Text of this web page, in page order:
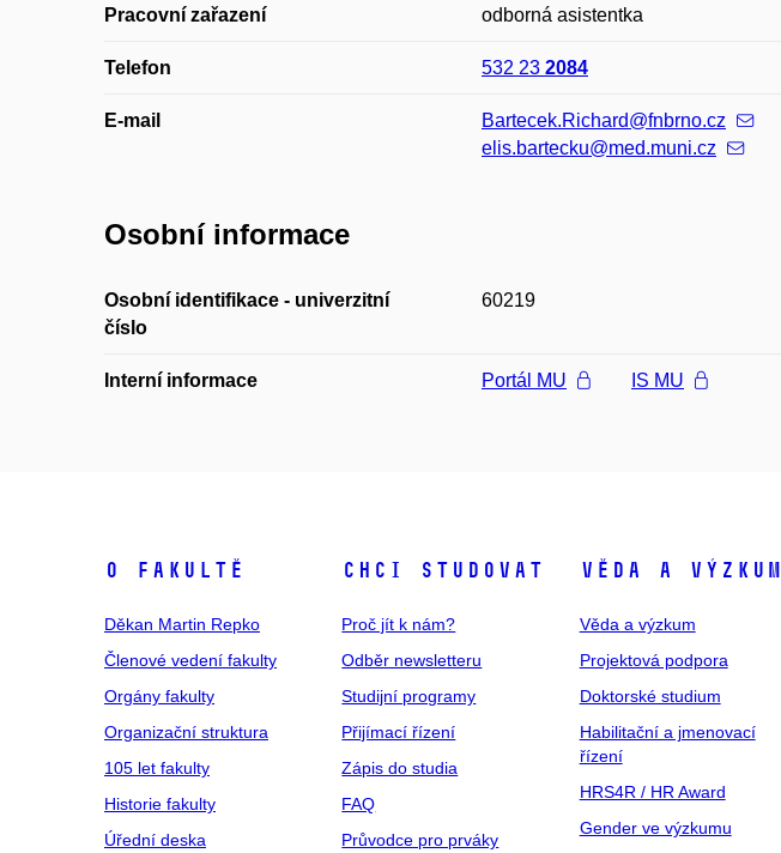
Pracovní zařazení odborná asistentka
Telefon 532 23 2084
E-mail
Bartecek.Richard@fnbrno.cz
elis.bartecku@med.muni.cz
Osobní informace
Osobní identifikace - univerzitní
číslo
60219
Interní informace Portál MU IS MU
O fakultě
Děkan Martin Repko
Členové vedení fakulty
Orgány fakulty
Organizační struktura
105 let fakulty
Historie fakulty
Úřední deska
Chci studovat
Proč jít k nám?
Odběr newsletteru
Studijní programy
Přijímací řízení
Zápis do studia
FAQ
Průvodce pro prváky
Věda a výzkum
Věda a výzkum
Projektová podpora
Doktorské studium
Habilitační a jmenovací
řízení
HRS4R / HR Award
Gender ve výzkumu